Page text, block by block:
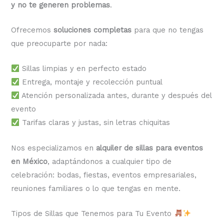
y no te generen problemas.
Ofrecemossoluciones completas para que no tengas
que preocuparte por nada:
Sillas limpias y en perfecto estado
Entrega, montaje y recolección puntual
Atención personalizada antes, durante y después del
evento
Tarifas claras y justas, sin letras chiquitas
Nos especializamos en alquiler de sillas para eventos
en México, adaptándonos a cualquier tipo de
celebración: bodas, fiestas, eventos empresariales,
reuniones familiares o lo que tengas en mente.
Tipos de Sillas que Tenemos para Tu Evento